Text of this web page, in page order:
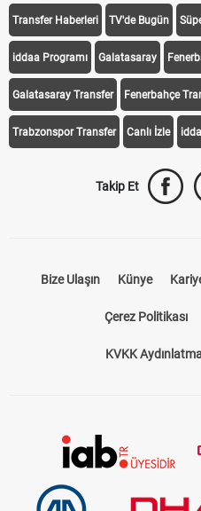
Transfer Haberleri TV'de Bugün
iddaa Programı Galatasaray
Galatasaray Transfer Fenerbahçe
Trabzonspor Transfer Canlı İzle
Takip Et
Bize Ulaşın Künye
Çerez Politikası
KVKK